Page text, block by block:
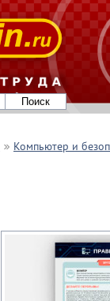
Компьютер и